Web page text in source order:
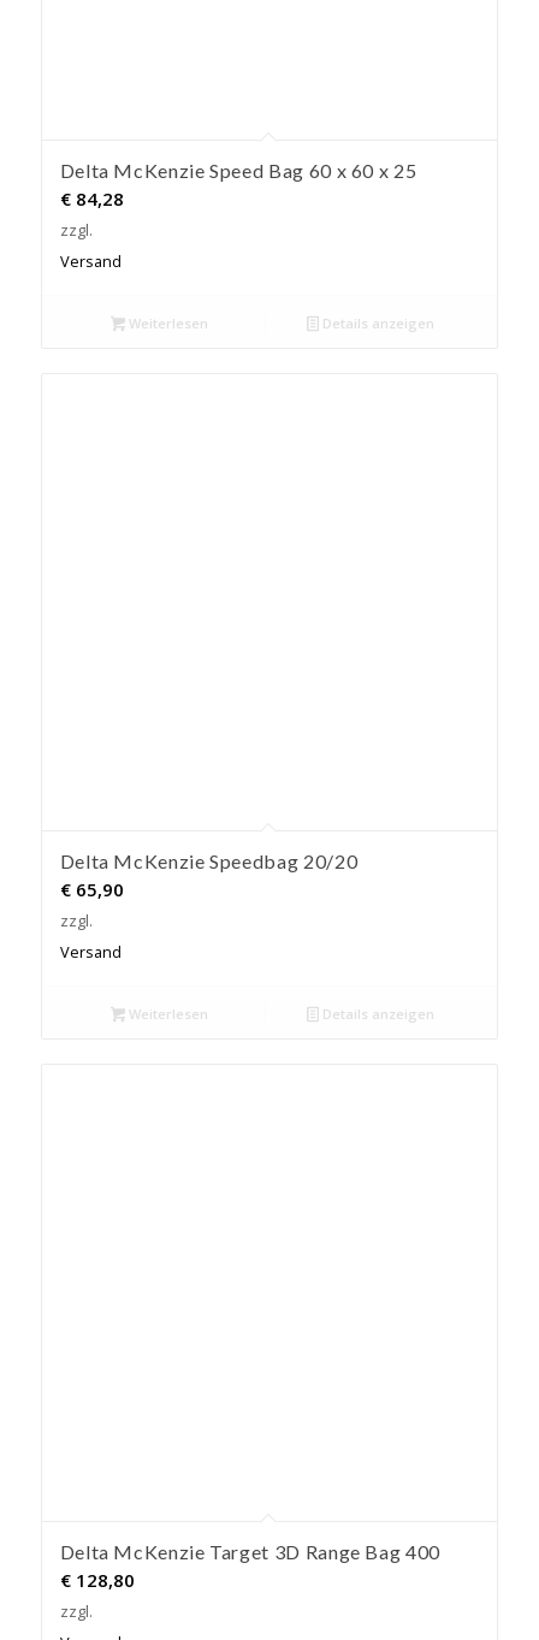
Delta McKenzie Speed Bag 60 x 60 x 25
€84,28
zzgl.
Versand
Weiterlesen Details anzeigen
Delta McKenzie Speedbag 20/20
€65,90
zzgl.
Versand
Weiterlesen Details anzeigen
Delta McKenzie Target 3D Range Bag 400
€128,80
zzgl.